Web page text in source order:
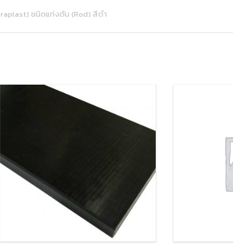
HDPE (PE300)
ชนิดแท่งตัน (Rod) สีดำ